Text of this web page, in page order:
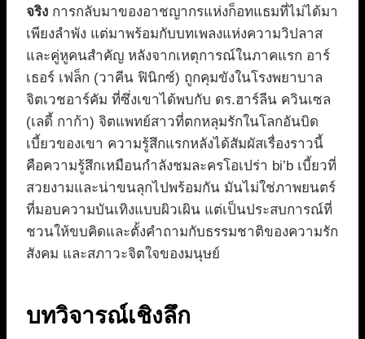
จริง การกลับมาของอาชญากรแห่งก็อทแธมที่ไม่ได้มา
เพียงลำพัง แต่มาพร้อมกับบทเพลงแห่งความวิปลาส
และคู่หูคนสำคัญ หลังจากเหตุการณ์ในภาคแรก อาร์
เธอร์ เฟล็ก (วาคีน ฟินิกซ์) ถูกคุมขังในโรงพยาบาล
จิตเวชอาร์คัม ที่ซึ่งเขาได้พบกับ ดร.ฮาร์ลีน ควินเซล
(เลดี้ กาก้า) จิตแพทย์สาวที่ตกหลุมรักในโลกอันบิด
เบี้ยวของเขา ความรู้สึกแรกหลังได้สัมผัสเรื่องราวนี้
คือความรู้สึกเหมือนกำลังชมละครโอเปร่า bi’b เบี้ยวที่
สวยงามและน่าขนลุกไปพร้อมกัน มันไม่ใช่ภาพยนตร์
ที่มอบความบันเทิงแบบผิวเผิน แต่เป็นประสบการณ์ที่
ชวนให้ขบคิดและตั้งคำถามกับธรรมชาติของความรัก
สังคม และสภาวะจิตใจของมนุษย์
บทวิจารณ์เชิงลึก